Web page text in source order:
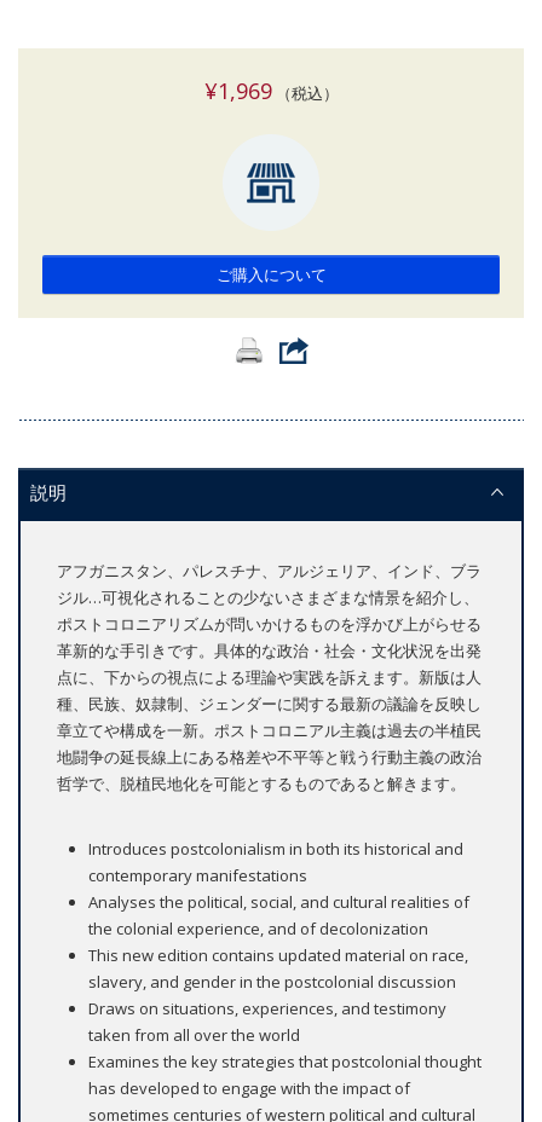
¥1,969（税込）
ご購入について
説明
アフガニスタン、パレスチナ、アルジェリア、インド、ブラ
ジル…可視化されることの少ないさまざまな情景を紹介し、
ポストコロニアリズムが問いかけるものを浮かび上がらせる
革新的な手引きです。具体的な政治・社会・文化状況を出発
点に、下からの視点による理論や実践を訴えます。新版は人
種、民族、奴隷制、ジェンダーに関する最新の議論を反映し
章立てや構成を一新。ポストコロニアル主義は過去の半植民
地闘争の延長線上にある格差や不平等と戦う行動主義の政治
哲学で、脱植民地化を可能とするものであると解きます。
Introduces postcolonialism in both its historical and
contemporary manifestations
Analyses the political, social, and cultural realities of
the colonial experience, and of decolonization
This new edition contains updated material on race,
slavery, and gender in the postcolonial discussion
Draws on situations, experiences, and testimony
taken from all over the world
Examines the key strategies that postcolonial thought
has developed to engage with the impact of
sometimes centuries of western political and cultural